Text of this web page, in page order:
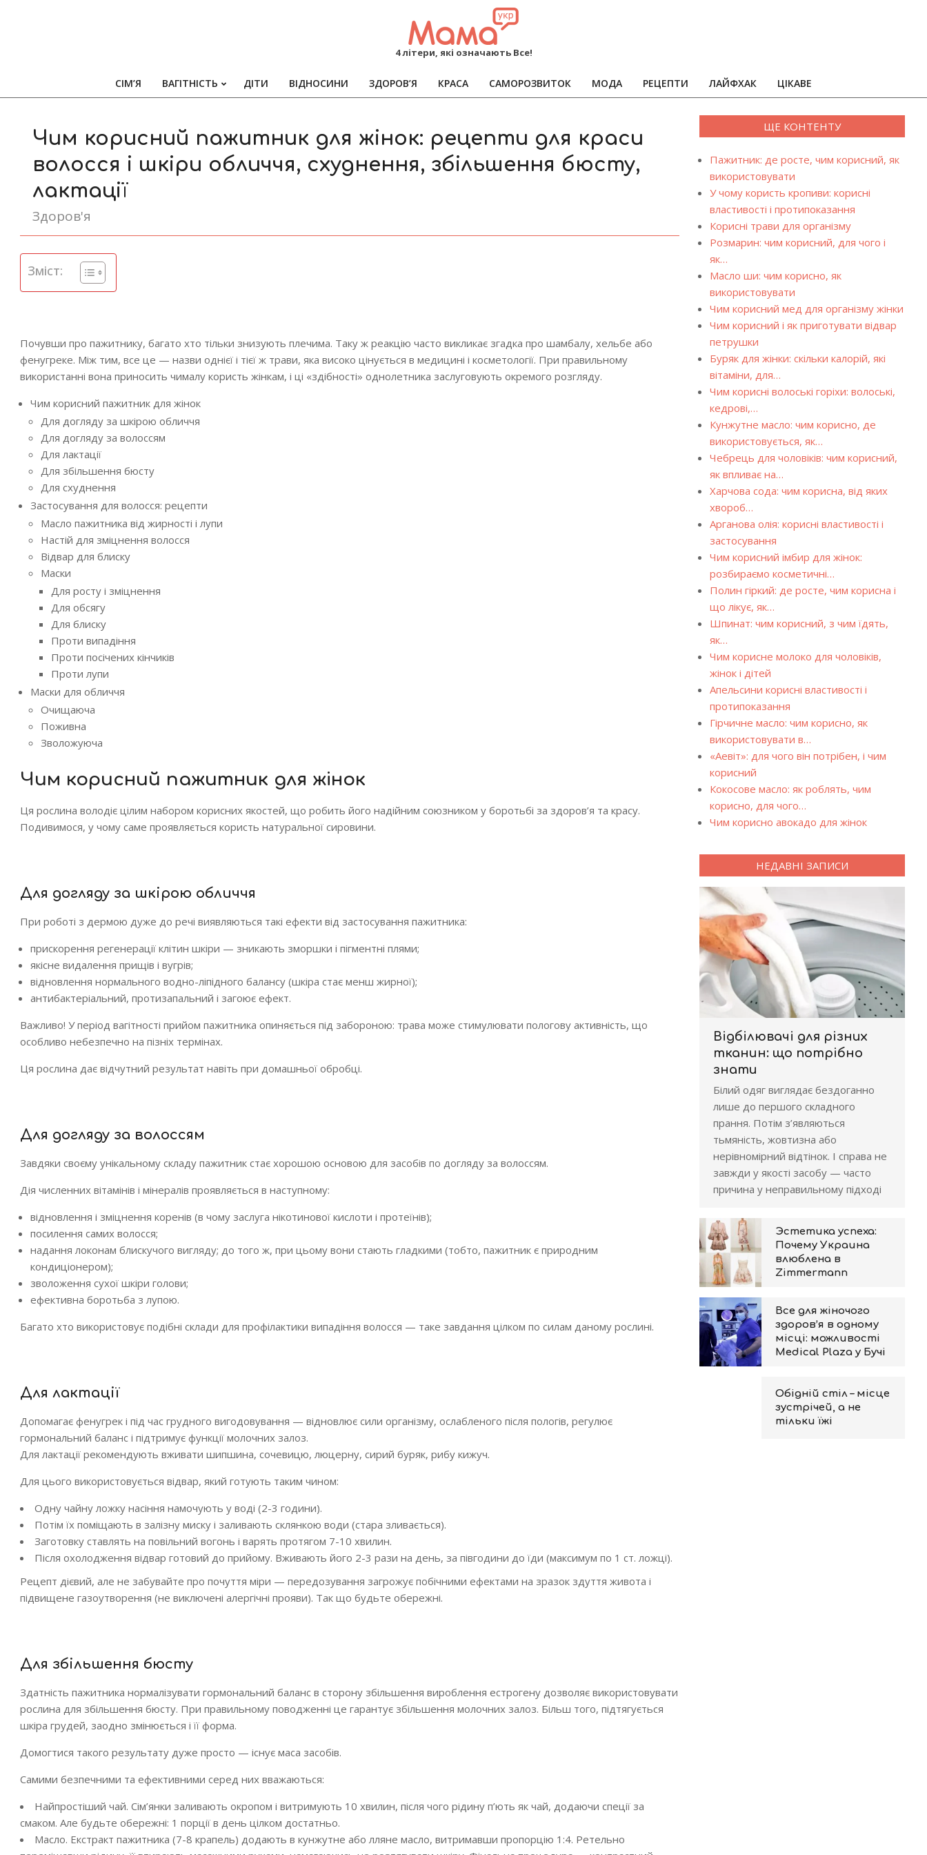
MAMA
4 літери, які означають Все!
Primary
СІМ’Я ВАГІТНІСТЬ ДІТИ ВІДНОСИНИ ЗДОРОВ’Я КРАСА САМОРОЗВИТОК МОДА РЕЦЕПТИ ЛАЙФХАК ЦІКАВЕ
Чим корисний пажитник для жінок: рецепти для краси
волосся і шкіри обличчя, схуднення, збільшення бюсту,
лактації
Здоров'я
Зміст:
Почувши про пажитнику, багато хто тільки знизують плечима. Таку ж реакцію часто викликає згадка про шамбалу, хельбе або
фенугреке. Між тим, все це — назви однієї і тієї ж трави, яка високо цінується в медицині і косметології. При правильному
використанні вона приносить чималу користь жінкам, і ці «здібності» однолетника заслуговують окремого розгляду.
Чим корисний пажитник для жінок
Для догляду за шкірою обличчя
Для догляду за волоссям
Для лактації
Для збільшення бюсту
Для схуднення
Застосування для волосся: рецепти
Масло пажитника від жирності і лупи
Настій для зміцнення волосся
Відвар для блиску
Маски
Для росту і зміцнення
Для обсягу
Для блиску
Проти випадіння
Проти посічених кінчиків
Проти лупи
Маски для обличчя
Очищаюча
Поживна
Зволожуюча
Чим корисний пажитник для жінок
Ця рослина володіє цілим набором корисних якостей, що робить його надійним союзником у боротьбі за здоров’я та красу.
Подивимося, у чому саме проявляється користь натуральної сировини.
Для догляду за шкірою обличчя
При роботі з дермою дуже до речі виявляються такі ефекти від застосування пажитника:
прискорення регенерації клітин шкіри — зникають зморшки і пігментні плями;
якісне видалення прищів і вугрів;
відновлення нормального водно-ліпідного балансу (шкіра стає менш жирної);
антибактеріальний, протизапальний і загоює ефект.
Важливо! У період вагітності прийом пажитника опиняється під забороною: трава може стимулювати пологову активність, що
особливо небезпечно на пізніх термінах.
Ця рослина дає відчутний результат навіть при домашньої обробці.
Для догляду за волоссям
Завдяки своєму унікальному складу пажитник стає хорошою основою для засобів по догляду за волоссям.
Дія численних вітамінів і мінералів проявляється в наступному:
відновлення і зміцнення коренів (в чому заслуга нікотинової кислоти і протеїнів);
посилення самих волосся;
надання локонам блискучого вигляду; до того ж, при цьому вони стають гладкими (тобто, пажитник є природним
кондиціонером);
зволоження сухої шкіри голови;
ефективна боротьба з лупою.
Багато хто використовує подібні склади для профілактики випадіння волосся — таке завдання цілком по силам даному рослині.
Для лактації
Допомагає фенугрек і під час грудного вигодовування — відновлює сили організму, ослабленого після пологів, регулює
гормональний баланс і підтримує функції молочних залоз.
Для лактації рекомендують вживати шипшина, сочевицю, люцерну, сирий буряк, рибу кижуч.
Для цього використовується відвар, який готують таким чином:
Одну чайну ложку насіння намочують у воді (2-3 години).
Потім їх поміщають в залізну миску і заливають склянкою води (стара зливається).
Заготовку ставлять на повільний вогонь і варять протягом 7-10 хвилин.
Після охолодження відвар готовий до прийому. Вживають його 2-3 рази на день, за півгодини до їди (максимум по 1 ст. ложці).
Рецепт дієвий, але не забувайте про почуття міри — передозування загрожує побічними ефектами на зразок здуття живота і
підвищене газоутворення (не виключені алергічні прояви). Так що будьте обережні.
Для збільшення бюсту
Здатність пажитника нормалізувати гормональний баланс в сторону збільшення вироблення естрогену дозволяє використовувати
рослина для збільшення бюсту. При правильному поводженні це гарантує збільшення молочних залоз. Більш того, підтягується
шкіра грудей, заодно змінюється і її форма.
Домогтися такого результату дуже просто — існує маса засобів.
Самими безпечними та ефективними серед них вважаються:
Найпростіший чай. Сім’янки заливають окропом і витримують 10 хвилин, після чого рідину п’ють як чай, додаючи спеції за
смаком. Але будьте обережні: 1 порції в день цілком достатньо.
Масло. Екстракт пажитника (7-8 крапель) додають в кунжутне або лляне масло, витримавши пропорцію 1:4. Ретельно
ЩЕ КОНТЕНТУ
Пажитник: де росте, чим корисний, як
використовувати
У чому користь кропиви: корисні
властивості і протипоказання
Корисні трави для організму
Розмарин: чим корисний, для чого і
як…
Масло ши: чим корисно, як
використовувати
Чим корисний мед для організму жінки
Чим корисний і як приготувати відвар
петрушки
Буряк для жінки: скільки калорій, які
вітаміни, для…
Чим корисні волоські горіхи: волоські,
кедрові,…
Кунжутне масло: чим корисно, де
використовується, як…
Чебрець для чоловіків: чим корисний,
як впливає на…
Харчова сода: чим корисна, від яких
хвороб…
Арганова олія: корисні властивості і
застосування
Чим корисний імбир для жінок:
розбираємо косметичні…
Полин гіркий: де росте, чим корисна і
що лікує, як…
Шпинат: чим корисний, з чим їдять,
як…
Чим корисне молоко для чоловіків,
жінок і дітей
Апельсини корисні властивості і
протипоказання
Гірчичне масло: чим корисно, як
використовувати в…
«Аевіт»: для чого він потрібен, і чим
корисний
Кокосове масло: як роблять, чим
корисно, для чого…
Чим корисно авокадо для жінок
НЕДАВНІ ЗАПИСИ
Відбілювачі для різних
тканин: що потрібно
знати
Білий одяг виглядає бездоганно
лише до першого складного
прання. Потім з’являються
тьмяність, жовтизна або
нерівномірний відтінок. І справа не
завжди у якості засобу — часто
причина у неправильному підході
Эстетика успеха:
Почему Украина
влюблена в
Zimmermann
Все для жіночого
здоров’я в одному
місці: можливості
Medical Plaza у Бучі
Обідній стіл – місце
зустрічей, а не
тільки їжі